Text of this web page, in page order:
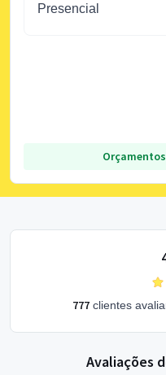
Presencial
777clientes
Avaliações